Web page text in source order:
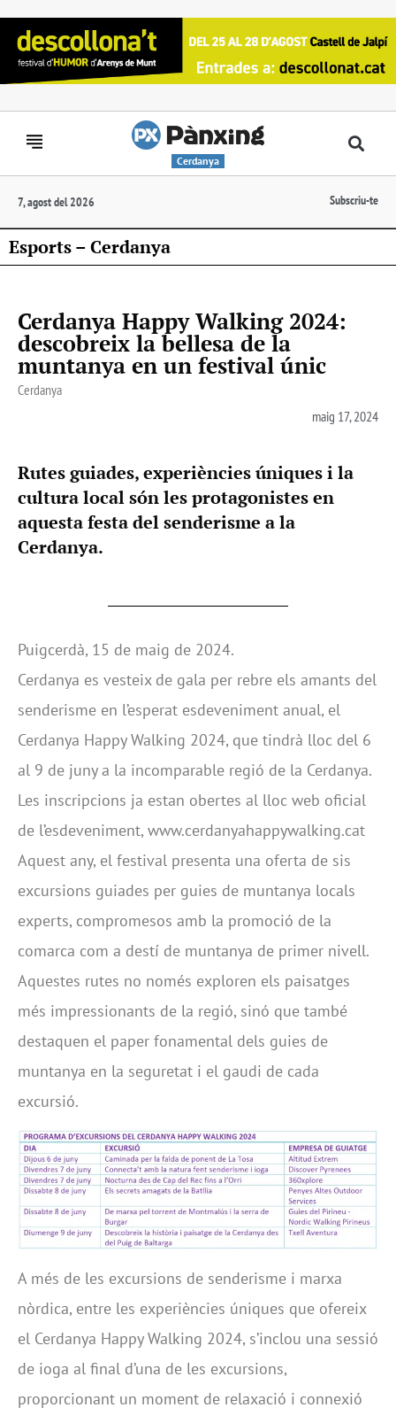
Cerdanya
7, agost del 2026 Subscriu-te
Esports – Cerdanya
Cerdanya Happy Walking 2024:
descobreix la bellesa de la
muntanya en un festival únic
Cerdanya
maig 17, 2024
Rutes guiades, experiències úniques i la
cultura local són les protagonistes en
aquesta festa del senderisme a la
Cerdanya.
Puigcerdà, 15 de maig de 2024.
Cerdanya es vesteix de gala per rebre els amants del
senderisme en l’esperat esdeveniment anual, el
Cerdanya Happy Walking 2024, que tindrà lloc del 6
al 9 de juny a la incomparable regió de la Cerdanya.
Les inscripcions ja estan obertes al lloc web oficial
de l’esdeveniment, www.cerdanyahappywalking.cat
Aquest any, el festival presenta una oferta de sis
excursions guiades per guies de muntanya locals
experts, compromesos amb la promoció de la
comarca com a destí de muntanya de primer nivell.
Aquestes rutes no només exploren els paisatges
més impressionants de la regió, sinó que també
destaquen el paper fonamental dels guies de
muntanya en la seguretat i el gaudi de cada
excursió.
A més de les excursions de senderisme i marxa
nòrdica, entre les experiències úniques que ofereix
el Cerdanya Happy Walking 2024, s’inclou una sessió
de ioga al final d’una de les excursions,
proporcionant un moment de relaxació i connexió